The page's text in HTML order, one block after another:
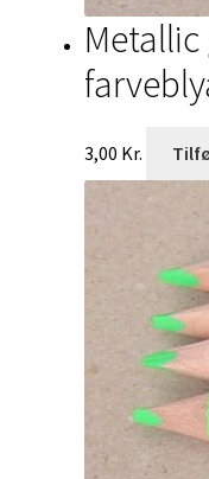
Metallic
3,00 Kr.